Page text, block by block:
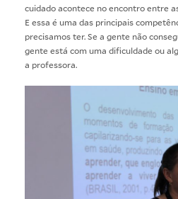
cuidado acontece no encontro entre
E essa é uma das principais
precisamos ter. Se a gente não
gente está com uma dificuldade ou
a professora.